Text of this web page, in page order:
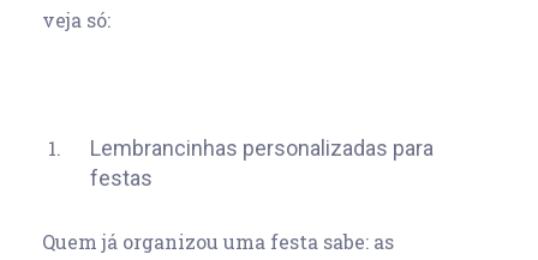
veja só:
Lembrancinhas personalizadas para
festas
Quem já organizou uma festa sabe: as